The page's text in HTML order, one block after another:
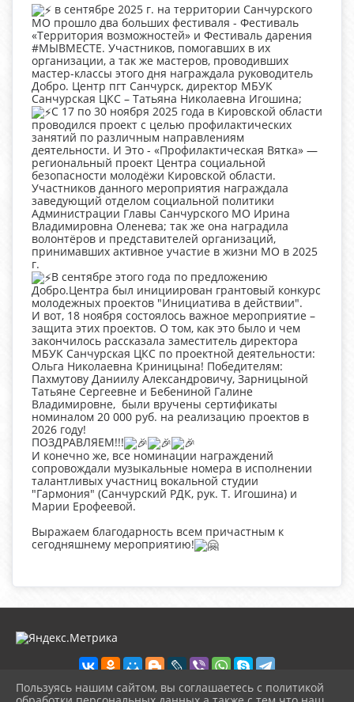
в сентябре 2025 г. на территории Санчурского
МО прошло два больших фестиваля - Фестиваль
«Территория возможностей» и Фестиваль дарения
#МЫВМЕСТЕ. Участников, помогавших в их
организации, а так же мастеров, проводивших
мастер-классы этого дня награждала руководитель
Добро. Центр пгт Санчурск, директор МБУК
Санчурская ЦКС – Татьяна Николаевна Игошина;
С 17 по 30 ноября 2025 года в Кировской области
проводился проект с целью профилактических
занятий по различным направлениям
деятельности. И Это - «Профилактическая Вятка» —
региональный проект Центра социальной
безопасности молодёжи Кировской области.
Участников данного мероприятия награждала
заведующий отделом социальной политики
Администрации Главы Санчурского МО Ирина
Владимировна Оленева; так же она наградила
волонтёров и представителей организаций,
принимавших активное участие в жизни МО в 2025
г.
В сентябре этого года по предложению
Добро.Центра был инициирован грантовый конкурс
молодежных проектов "Инициатива в действии".
И вот, 18 ноября состоялось важное мероприятие –
защита этих проектов. О том, как это было и чем
закончилось рассказала заместитель директора
МБУК Санчурская ЦКС по проектной деятельности:
Ольга Николаевна Криницына! Победителям:
Пахмутову Даниилу Александровичу, Зарницыной
Татьяне Сергеевне и Бебениной Галине
Владимировне, были вручены сертификаты
номиналом 20 000 руб. на реализацию проектов в
2026 году!
ПОЗДРАВЛЯЕМ!!!
И конечно же, все номинации награждений
сопровождали музыкальные номера в исполнении
талантливых участниц вокальной студии
"Гармония" (Санчурский РДК, рук. Т. Игошина) и
Марии Ерофеевой.
Выражаем благодарность всем причастным к
сегодняшнему мероприятию!
Пользуясь нашим сайтом, вы соглашаетесь с политикой